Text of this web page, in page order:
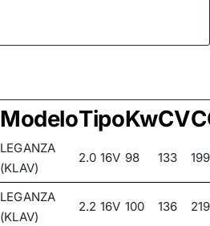
ModeloTipoKwCV
LEGANZA
(KLAV)
2.0 16V 98 133
LEGANZA
(KLAV)
2.2 16V 100 136